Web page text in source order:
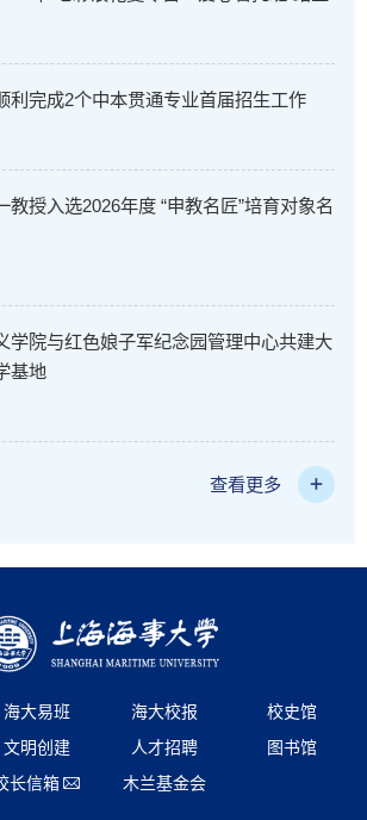
利完成2个中本贯通专业首届招生工作
教授入选2026年度 “申教名匠”培育对象名
学院与红色娘子军纪念园管理中心共建大
基地
查看更多
海大易班 海大校报
校史馆
文明创建 人才招聘
图书馆
长信箱 木兰基金会